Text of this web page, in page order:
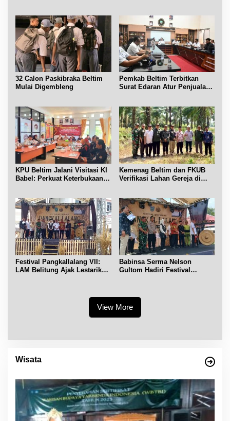
32 Calon Paskibraka Beltim
Mulai Digembleng
Pemkab Beltim Terbitkan
Surat Edaran Atur Penjualan
KPU Beltim Jalani Visitasi KI
Babel: Perkuat Keterbukaan
Kemenag Beltim dan FKUB
Verifikasi Lahan Gereja di
Festival Pangkallalang VII:
LAM Belitung Ajak Lestarikan
Babinsa Serma Nelson
Gultom Hadiri Festival
View More
Wisata